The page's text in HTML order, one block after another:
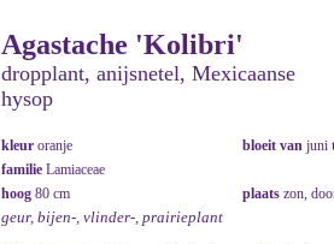
Agastache 'Kolibri'
dropplant, anijsnetel, Mexicaanse
hysop
kleur oranje bloeit van juni
familie Lamiaceae
hoog 80 cm plaats zon,
geur, bijen-, vlinder-, prairieplant